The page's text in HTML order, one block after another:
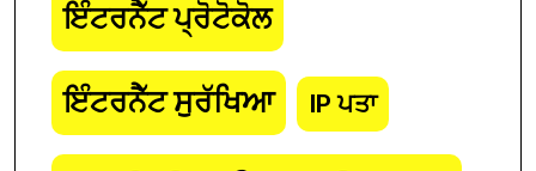
ਇੰਟਰਨੈੱਟ ਪ੍ਰੋਟੋਕੋਲ
ਇੰਟਰਨੈੱਟ ਸੁਰੱਖਿਆ IP ਪਤਾ